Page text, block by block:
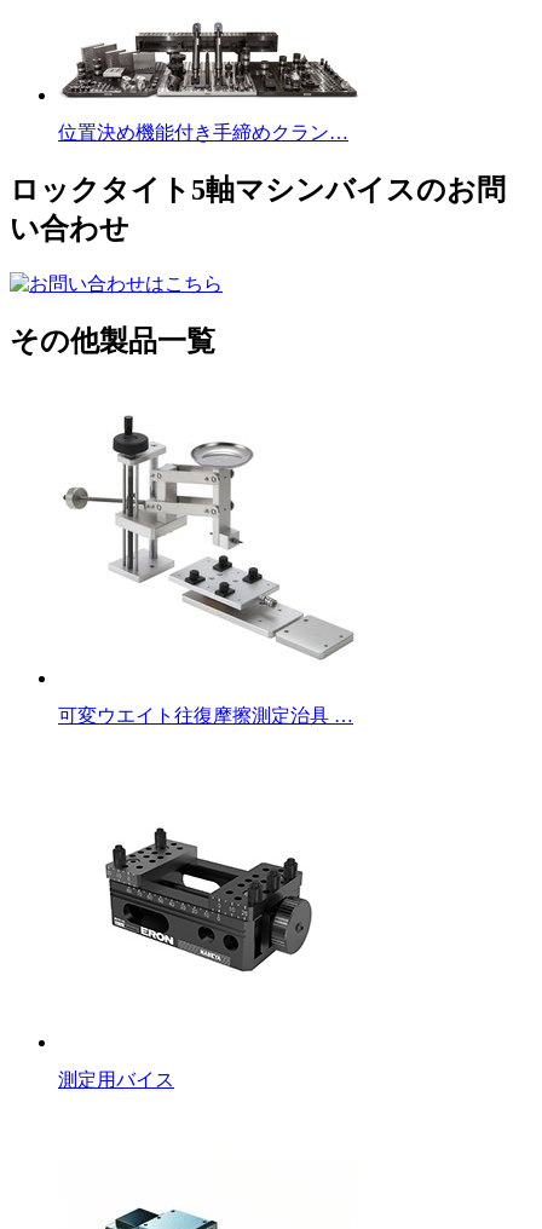
位置決め機能付き手締めクラン…
ロックタイト5軸マシンバイスのお問
い合わせ
その他製品一覧
可変ウエイト往復摩擦測定治具 …
測定用バイス